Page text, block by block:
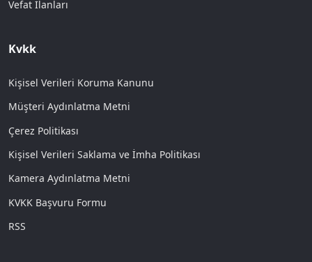
Vefat İlanları
Kvkk
Kişisel Verileri Koruma Kanunu
Müşteri Aydınlatma Metni
Çerez Politikası
Kişisel Verileri Saklama ve İmha Politikası
Kamera Aydınlatma Metni
KVKK Başvuru Formu
RSS